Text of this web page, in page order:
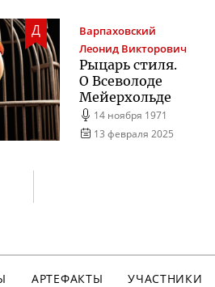
Д
Варпаховский
Леонид Викторович
Рыцарь стиля.
О Всеволоде
Мейерхольде
14 ноября 1971
13 февраля 2025
АРТЕФАКТЫ
УЧАСТНИКИ